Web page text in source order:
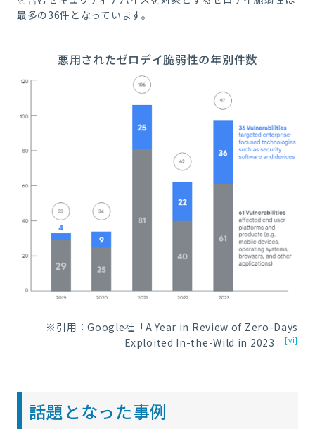
最多の36件となっています。
悪用されたゼロデイ脆弱性の年別件数
※引用：Google社「A Year in Review of Zero-Days
Exploited In-the-Wild in 2023」
[vi]
話題となった事例